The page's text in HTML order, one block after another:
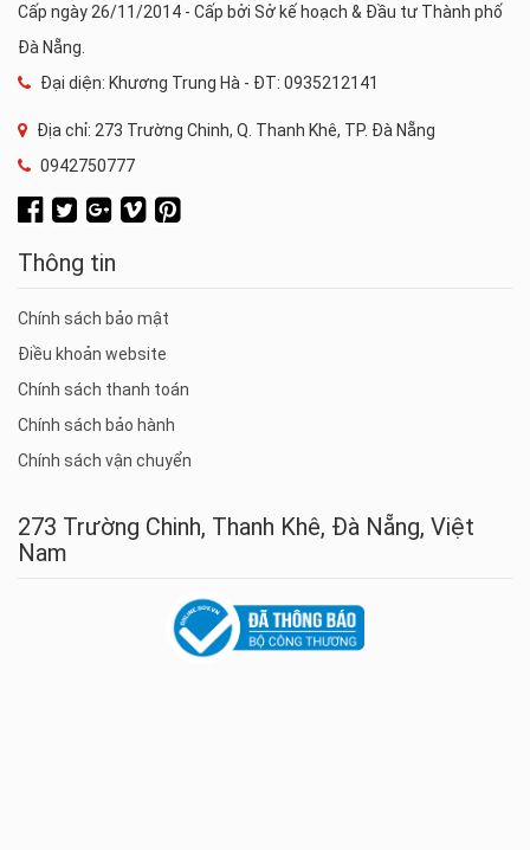
Cấp ngày 26/11/2014 - Cấp bởi Sở kế hoạch & Đầu tư Thành phố
Đà Nẵng.
Đại diện: Khương Trung Hà - ĐT: 0935212141
Địa chỉ: 273 Trường Chinh, Q. Thanh Khê, TP. Đà Nẵng
0942750777
Thông tin
Chính sách bảo mật
Điều khoản website
Chính sách thanh toán
Chính sách bảo hành
Chính sách vận chuyển
273 Trường Chinh, Thanh Khê, Đà Nẵng, Việt
Nam